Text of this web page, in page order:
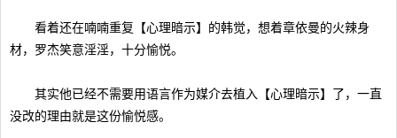
看着还在喃喃重复【心理暗示】的韩觉，想着章依曼的火辣身
材，罗杰笑意淫淫，十分愉悦。
其实他已经不需要用语言作为媒介去植入【心理暗示】了，一直
没改的理由就是这份愉悦感。